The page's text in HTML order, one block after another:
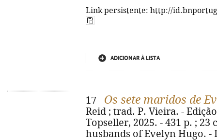
Link persistente: http://
ADICIONAR À LISTA
17 - Os sete maridos de
Reid ; trad. P. Vieira. -
Topseller, 2025. - 431 p. ;
husbands of Evelyn Hugo. -